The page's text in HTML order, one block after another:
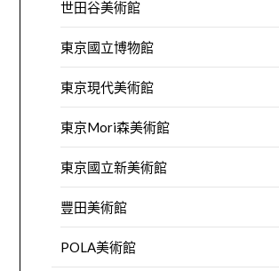
世田谷美術館
東京國立博物館
東京現代美術館
東京Mori森美術館
東京國立新美術館
豐田美術館
POLA美術館